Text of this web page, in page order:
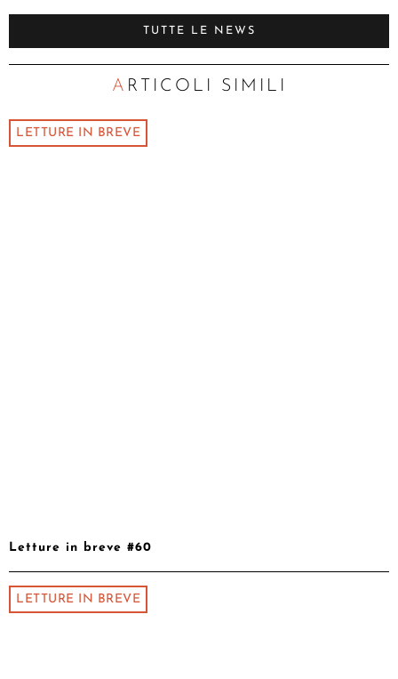
TUTTE LE NEWS
ARTICOLI SIMILI
LETTURE IN BREVE
Letture in breve #60
LETTURE IN BREVE